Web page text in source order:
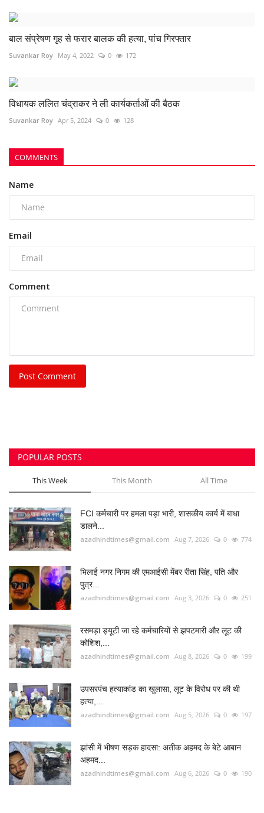
बाल संप्रेषण गृह से फरार बालक की हत्या, पांच गिरफ्तार
Suvankar Roy May 4, 2022 0 172
विधायक ललित चंद्राकर ने ली कार्यकर्ताओं की बैठक
Suvankar Roy Apr 5, 2024 0 128
COMMENTS
Name
Email
Comment
Post Comment
POPULAR POSTS
This Week This Month All Time
FCI कर्मचारी पर हमला पड़ा भारी, शासकीय कार्य में बाधा
डालने...
azadhindtimes@gmail.com Aug 7, 2026 0 774
भिलाई नगर निगम की एमआईसी मेंबर रीता सिंह, पति और
पुत्र...
azadhindtimes@gmail.com Aug 3, 2026 0 251
रसमड़ा ड्यूटी जा रहे कर्मचारियों से झपटमारी और लूट की
कोशिश,...
azadhindtimes@gmail.com Aug 8, 2026 0 199
उपसरपंच हत्याकांड का खुलासा, लूट के विरोध पर की थी
हत्या,...
azadhindtimes@gmail.com Aug 5, 2026 0 197
झांसी में भीषण सड़क हादसा: अतीक अहमद के बेटे आबान
अहमद...
azadhindtimes@gmail.com Aug 6, 2026 0 190